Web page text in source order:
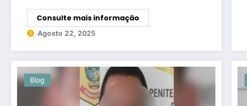
Consulte mais informação
Agosto 22, 2025
Blog